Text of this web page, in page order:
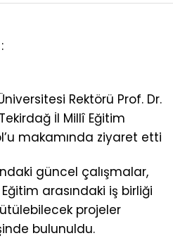
Rektörü Prof. Dr.
İl Millî Eğitim
makamında ziyaret etti
güncel çalışmalar,
arasındaki iş birliği
projeler
bulunuldu.